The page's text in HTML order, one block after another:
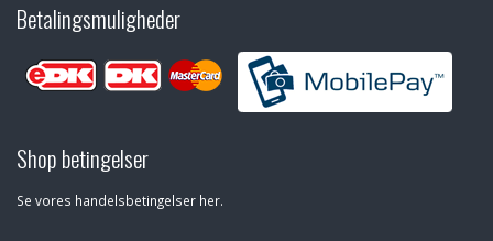
Betalingsmuligheder
Shop betingelser
Se vores handelsbetingelser her.